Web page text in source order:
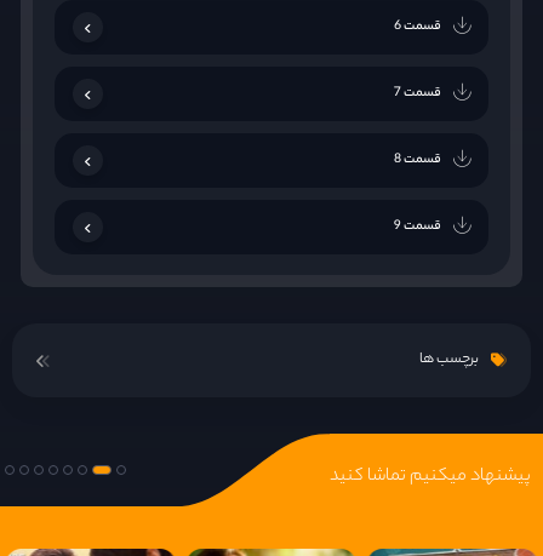
قسمت 6
قسمت 7
قسمت 8
قسمت 9
قسمت 10
قسمت 11
برچسب ها
پیشنهاد میکنیم تماشا کنید